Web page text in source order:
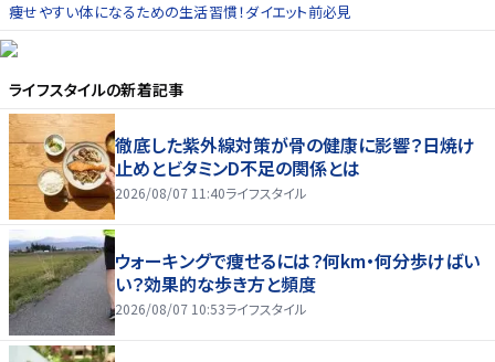
痩せやすい体になるための生活習慣！ダイエット前必見
ライフスタイルの新着記事
徹底した紫外線対策が骨の健康に影響？日焼け
止めとビタミンD不足の関係とは
2026/08/07 11:40ライフスタイル
ウォーキングで痩せるには？何km・何分歩けばい
い？効果的な歩き方と頻度
2026/08/07 10:53ライフスタイル